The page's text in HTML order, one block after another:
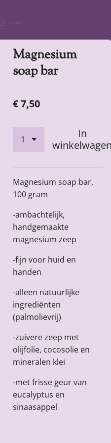
Magnesium
soap bar
€ 7,50
In
Magnesium soap bar,
100 gram
-ambachtelijk,
handgemaakte
magnesium zeep
-fijn voor huid en
handen
-alleen natuurlijke
ingrediënten
(palmolievrij)
-zuivere zeep met
olijfolie, cocosolie en
mineralen klei
-met frisse geur van
eucalyptus en
sinaasappel